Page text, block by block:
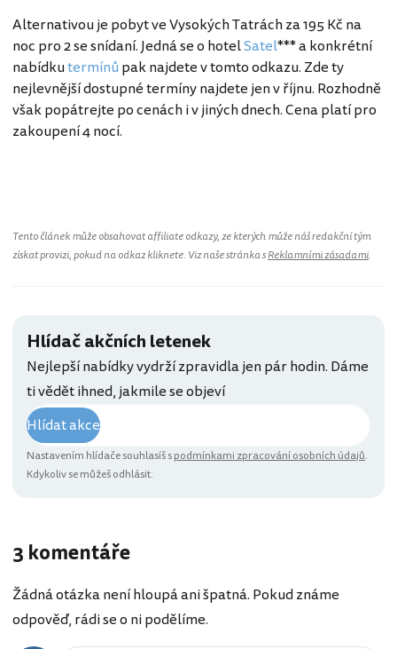
Alternativou je pobyt ve Vysokých Tatrách za 195 Kč na
noc pro 2 se snídaní. Jedná se o hotelSatel*** a konkrétní
nabídkutermínů pak najdete v tomto odkazu. Zde ty
nejlevnější dostupné termíny najdete jen v říjnu. Rozhodně
však popátrejte po cenách i v jiných dnech. Cena platí pro
zakoupení 4 nocí.
Tento článek může obsahovat affiliate odkazy, ze kterých může náš redakční tým
získat provizi, pokud na odkaz kliknete. Viz naše stránka sReklamními zásadami.
Hlídač akčních letenek
Nejlepší nabídky vydrží zpravidla jen pár hodin. Dáme
ti vědět ihned, jakmile se objeví
Hlídat akce
Nastavením hlídače souhlasíš spodmínkami zpracování osobních údajů.
Kdykoliv se můžeš odhlásit.
3 komentáře
Žádná otázka není hloupá ani špatná. Pokud známe
odpověď, rádi se o ni podělíme.